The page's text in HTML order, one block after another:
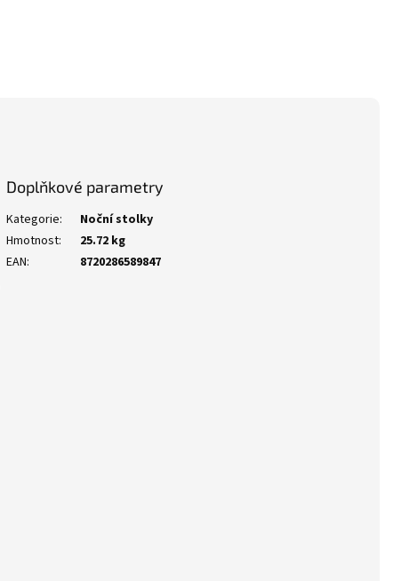
Doplňkové parametry
Kategorie:
Noční stolky
Hmotnost:
25.72 kg
EAN: 8720286589847